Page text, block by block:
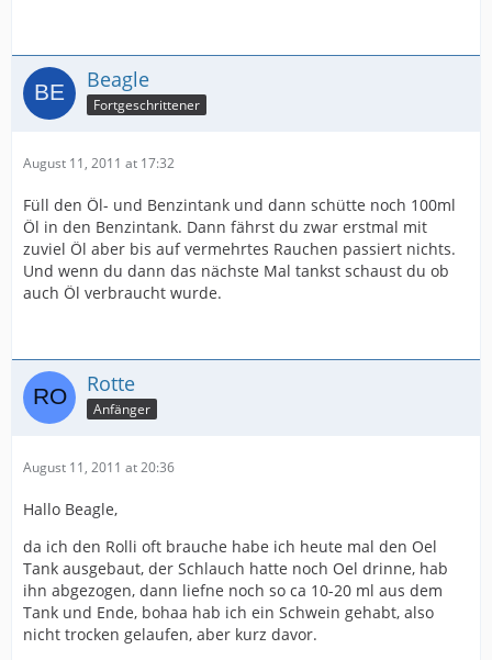
Beagle
Fortgeschrittener
August 11, 2011 at 17:32
Füll den Öl- und Benzintank und dann schütte noch 100ml
Öl in den Benzintank. Dann fährst du zwar erstmal mit
zuviel Öl aber bis auf vermehrtes Rauchen passiert nichts.
Und wenn du dann das nächste Mal tankst schaust du ob
auch Öl verbraucht wurde.
Rotte
Anfänger
August 11, 2011 at 20:36
Hallo Beagle,
da ich den Rolli oft brauche habe ich heute mal den Oel
Tank ausgebaut, der Schlauch hatte noch Oel drinne, hab
ihn abgezogen, dann liefne noch so ca 10-20 ml aus dem
Tank und Ende, bohaa hab ich ein Schwein gehabt, also
nicht trocken gelaufen, aber kurz davor.